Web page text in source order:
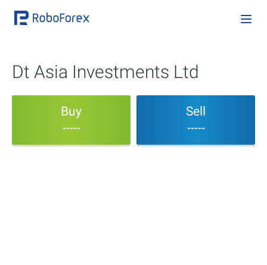
Dt Asia Investments Ltd
Buy
-----
Sell
-----